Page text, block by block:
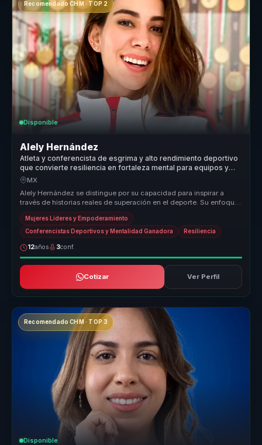
Recomendado CHM · TOP 2
Disponible
Alely Hernández
Atleta y conferencista de esgrima y alto rendimiento deportivo
que convierte resiliencia en fortaleza mental para equipos y
lideres.
MX
Alely Hernández se distingue por su capacidad para inspirar a
través de historias reales de superación en el deporte. Su enfoque
en el em...
Mujeres Líderes y Empoderamiento
Conferencistas Deportivos y Mentalidad Ganadora Resiliencia
12años 3conf.
Cotizar Ver Perfil
Recomendado CHM · TOP 3
Disponible